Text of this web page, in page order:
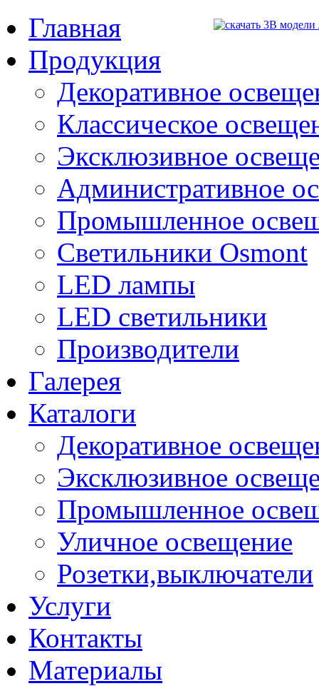
Главная
Продукция
Декоративное
Классическое
Эксклюзивное
Административное
Промышленное
Светильники Osmont
LED лампы
LED светильники
Производители
Галерея
Каталоги
Декоративное
Эксклюзивное
Промышленное
Уличное освещение
Розетки,выключатели
Услуги
Контакты
Материалы